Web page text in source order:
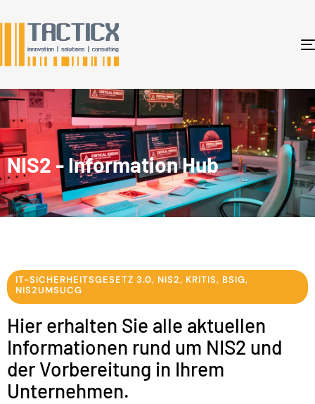
NIS2 - Information Hub
IT-SICHERHEITSGESETZ 3.0, NIS2, KRITIS, BSIG,
NIS2UMSUCG
Hier erhalten Sie alle aktuellen
Informationen rund um NIS2 und
der Vorbereitung in Ihrem
Unternehmen.